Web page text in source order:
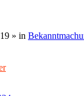
» in